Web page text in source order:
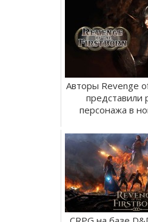
Авторы Revenge
представили
персонажа в